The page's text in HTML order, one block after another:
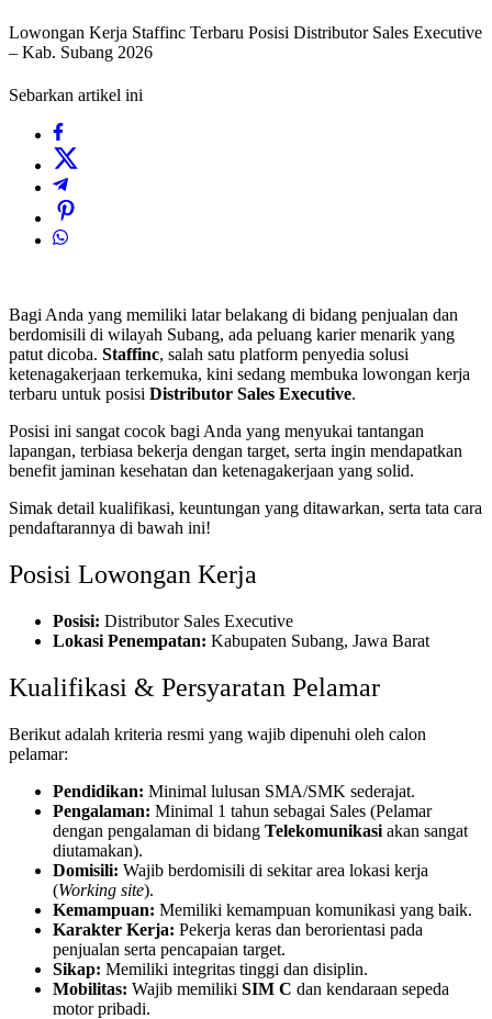
Lowongan Kerja Staffinc Terbaru Posisi Distributor Sales Executive
– Kab. Subang 2026
Sebarkan artikel ini
Bagi Anda yang memiliki latar belakang di bidang penjualan dan
berdomisili di wilayah Subang, ada peluang karier menarik yang
patut dicoba. Staffinc, salah satu platform penyedia solusi
ketenagakerjaan terkemuka, kini sedang membuka lowongan kerja
terbaru untuk posisi Distributor Sales Executive.
Posisi ini sangat cocok bagi Anda yang menyukai tantangan
lapangan, terbiasa bekerja dengan target, serta ingin mendapatkan
benefit jaminan kesehatan dan ketenagakerjaan yang solid.
Simak detail kualifikasi, keuntungan yang ditawarkan, serta tata cara
pendaftarannya di bawah ini!
Posisi Lowongan Kerja
Posisi: Distributor Sales Executive
Lokasi Penempatan: Kabupaten Subang, Jawa Barat
Kualifikasi & Persyaratan Pelamar
Berikut adalah kriteria resmi yang wajib dipenuhi oleh calon
pelamar:
Pendidikan: Minimal lulusan SMA/SMK sederajat.
Pengalaman: Minimal 1 tahun sebagai Sales (Pelamar
dengan pengalaman di bidang Telekomunikasi akan sangat
diutamakan).
Domisili: Wajib berdomisili di sekitar area lokasi kerja
(Working site).
Kemampuan: Memiliki kemampuan komunikasi yang baik.
Karakter Kerja: Pekerja keras dan berorientasi pada
penjualan serta pencapaian target.
Sikap: Memiliki integritas tinggi dan disiplin.
Mobilitas: Wajib memiliki SIM C dan kendaraan sepeda
motor pribadi.